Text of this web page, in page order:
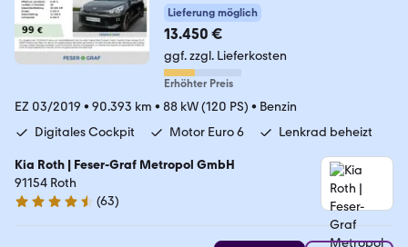
Lieferung möglich
13.450 €
ggf. zzgl. Lieferkosten
Erhöhter Preis
EZ 03/2019 • 90.393 km • 88 kW (120 PS) • Benzin
Digitales Cockpit
Motor Euro 6 Lenkrad beheizt
Kia Roth | Feser-Graf Metropol GmbH
91154 Roth
4.6 Sterne
(63)